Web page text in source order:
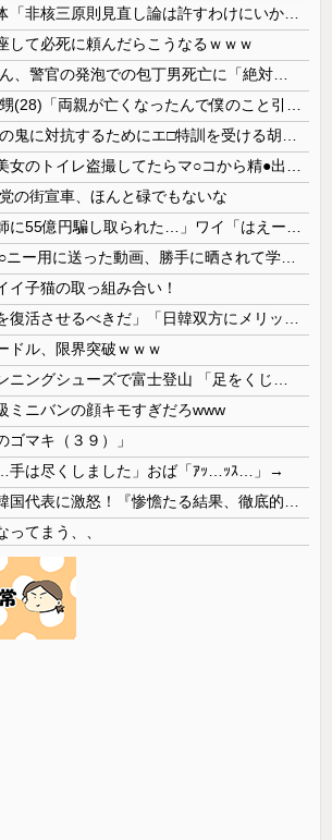
して必死に頼んだらこうなるｗｗｗ
の街宣車、ほんと碌でもないな
イ子猫の取っ組み合い！
ドル、限界突破ｗｗｗ
ミニバンの顔キモすぎだろwww
ゴマキ（３９）」
…手は尽くしました」おば「ｱｯ…ｯｽ…」→
ってまう、、